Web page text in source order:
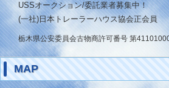
USSオークション/委託業者募集中！
(一社)日本トレーラーハウス協会正会員
栃木県公安委員会古物商許可番号 第
MAP